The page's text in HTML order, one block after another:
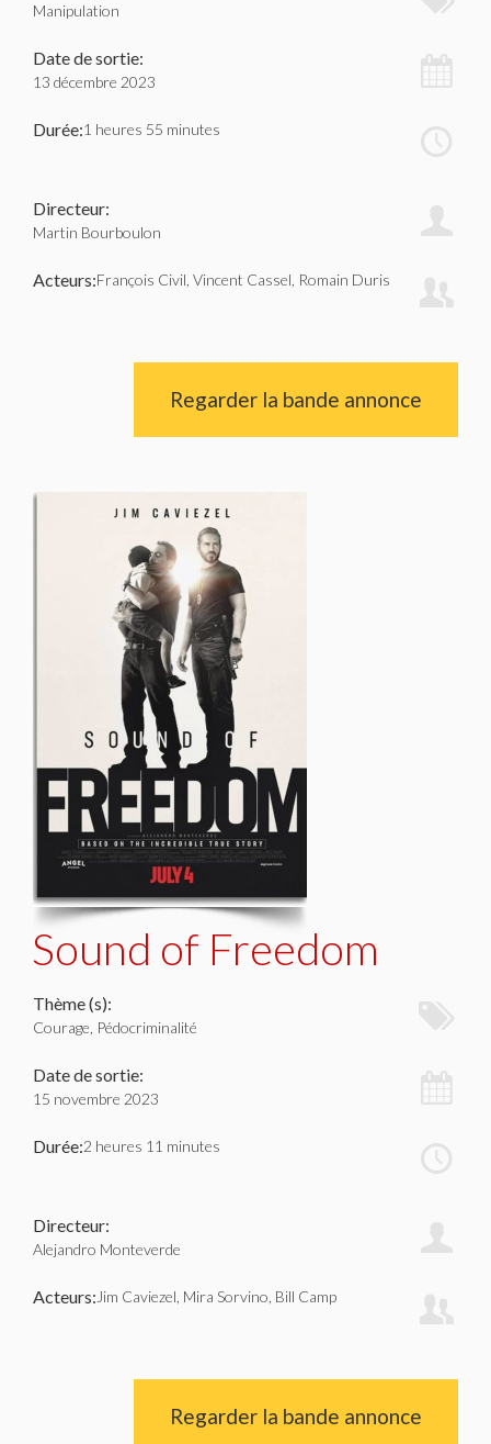
Manipulation
Date de sortie:
13 décembre 2023
Durée:1 heures 55 minutes
Directeur:
Martin Bourboulon
Acteurs:François Civil, Vincent Cassel, Romain Duris
Regarder la bande annonce
Sound of Freedom
Thème (s):
Courage, Pédocriminalité
Date de sortie:
15 novembre 2023
Durée:2 heures 11 minutes
Directeur:
Alejandro Monteverde
Acteurs: Jim Caviezel, Mira Sorvino, Bill Camp
Regarder la bande annonce